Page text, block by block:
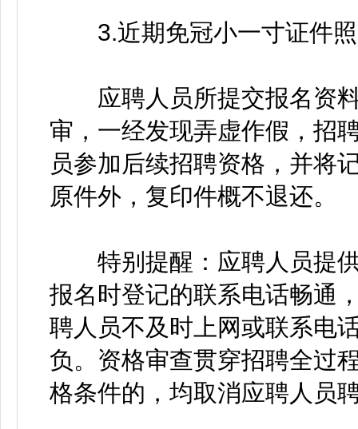
3.近期免冠小一寸证件照
应聘人员所提交报名资料
审，一经发现弄虚作假，招
员参加后续招聘资格，并将
原件外，复印件概不退还。
特别提醒：应聘人员提供
报名时登记的联系电话畅通
聘人员不及时上网或联系电
负。资格审查贯穿招聘全过
格条件的，均取消应聘人员